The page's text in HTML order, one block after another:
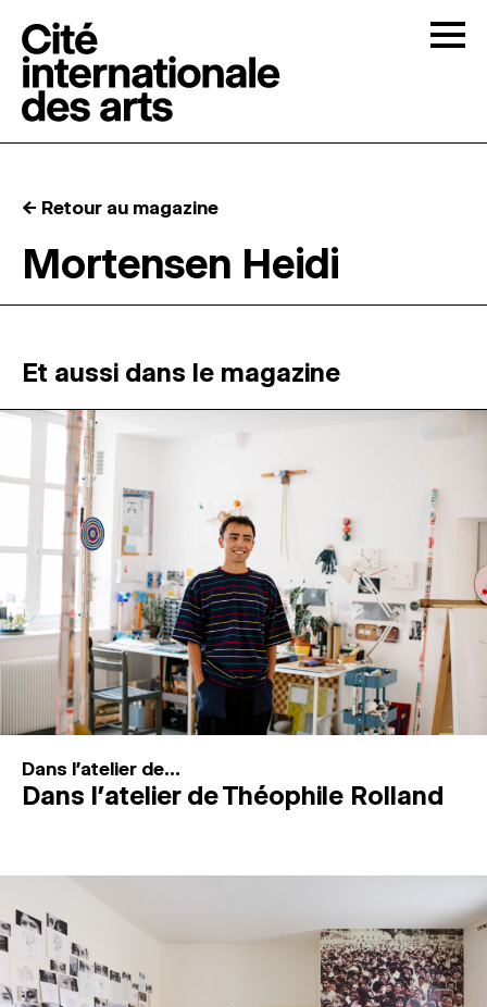
RÉSIDENCES ↓
ATELIERS OUVERTS
PROGRAMMATION
MAGAZINE
ESPACES DE PRATIQUE ARTISTIQUE ↓
Recherche
Connexion
← Retour au magazine
Mortensen Heidi
Et aussi dans le magazine
Dans l'atelier de...
Dans l’atelier de Théophile Rolland